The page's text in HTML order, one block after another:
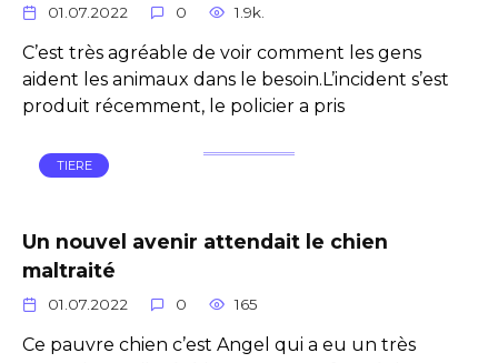
01.07.2022 0 1.9k.
C’est très agréable de voir comment les gens
aident les animaux dans le besoin.L’incident s’est
produit récemment, le policier a pris
TIERE
Un nouvel avenir attendait le chien
maltraité
01.07.2022 0 165
Ce pauvre chien c’est Angel qui a eu un très